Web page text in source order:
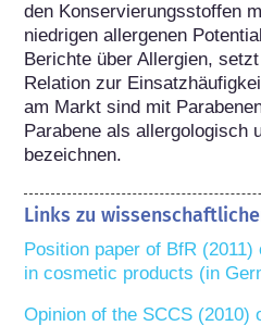
den Konservierungsstoffen
niedrigen allergenen
Berichte über Allergien,
Relation zur
am Markt sind mit
Parabene als allergologisch
bezeichnen.
Links zu
Position paper of BfR
in cosmetic products (in
Opinion of the SCCS (2010)